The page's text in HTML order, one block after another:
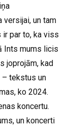
versijai, un tam
par to, ka viss
Ints mums licis
joprojām, kad
tekstus un
ko 2024.
koncertu.
un koncerti